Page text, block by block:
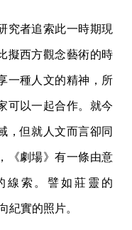
究者追索此一時期現
擬西方觀念藝術的時
一種人文的精神，所
可以一起合作。就今
，但就人文而言卻同
《劇場》有一條由意
線索。譬如莊靈的
紀實的照片。